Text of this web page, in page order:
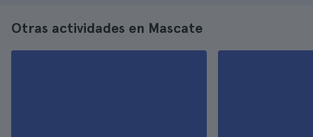
Otras actividades en Mascate